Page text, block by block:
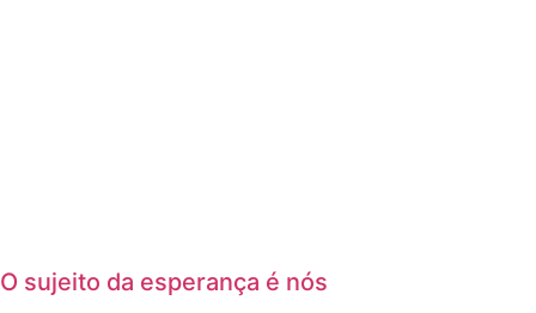
O sujeito da esperança é nós